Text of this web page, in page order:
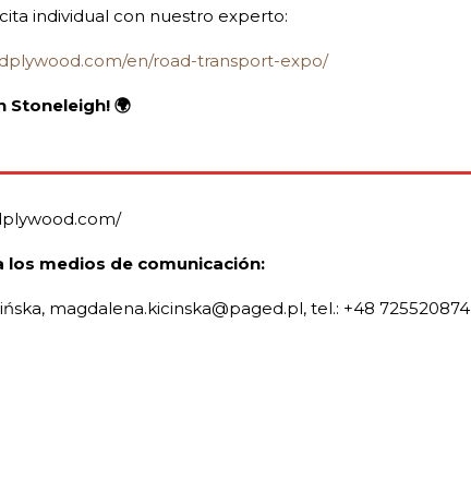
individual con nuestro experto:
en/road-transport-expo/
Stoneleigh! 🌍
los medios de comunicación:
magdalena.kicinska@paged.pl, tel.: +48 725520874